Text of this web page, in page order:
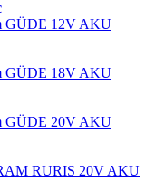
GÜDE 12V AKU
GÜDE 18V AKU
GÜDE 20V AKU
RURIS 20V AKU